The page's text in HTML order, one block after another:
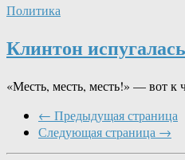
Политика
Клинтон
«Месть, месть, месть!» — вот к
← Предыдущая страница
Следующая страница →